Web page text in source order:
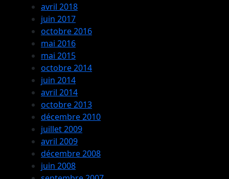
avril 2018
juin 2017
octobre 2016
mai 2016
mai 2015
octobre 2014
juin 2014
avril 2014
octobre 2013
décembre 2010
juillet 2009
avril 2009
décembre 2008
juin 2008